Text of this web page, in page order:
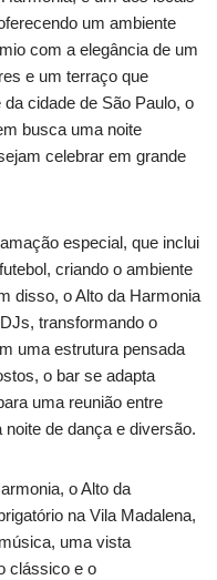
um ambiente
com a elegância de um
e um terraço que
cidade de São Paulo, o
busca uma noite
celebrar em grande
especial, que inclui
criando o ambiente
disso, o Alto da Harmonia
transformando o
uma estrutura pensada
o bar se adapta
uma reunião entre
de dança e diversão.
o Alto da
na Vila Madalena,
uma vista
clássico e o